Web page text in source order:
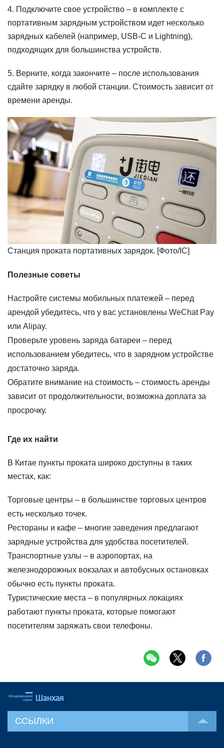
4. Подключите свое устройство – в комплекте с
портативным зарядным устройством идет несколько
зарядных кабелей (например, USB-C и Lightning),
подходящих для большинства устройств.
​5. Верните, когда закончите – после использования
сдайте зарядку в любой станции. Стоимость зависит от
времени аренды.
Станция проката портативных зарядок. [Фото/IC]
Полезные советы
Настройте системы мобильных платежей – перед
арендой убедитесь, что у вас установлены WeChat Pay
или Alipay.
Проверьте уровень заряда батареи – перед
использованием убедитесь, что в зарядном устройстве
достаточно заряда.
Обратите внимание на стоимость – стоимость аренды
зависит от продолжительности, возможна доплата за
просрочку.
Где их найти
В Китае пункты проката широко доступны в таких
местах, как:
Торговые центры – в большинстве торговых центров
есть несколько точек.
Рестораны и кафе – многие заведения предлагают
зарядные устройства для удобства посетителей.
Транспортные узлы – в аэропортах, на
железнодорожных вокзалах и автобусных остановках
обычно есть пункты проката.
Туристические места – в популярных локациях
работают пункты проката, которые помогают
посетителям заряжать свои телефоны.
ССЫЛКИ